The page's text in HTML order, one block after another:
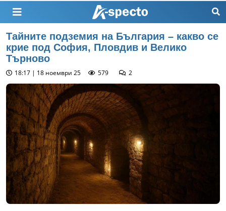
Тайните подземия на България – какво се
крие под София, Пловдив и Велико
Търново
18:17 | 18 ноември 25 579 2